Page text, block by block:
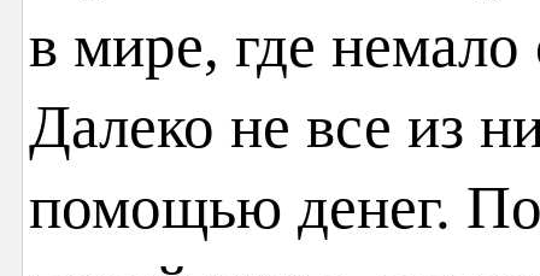
в мире, где
Далеко не все из
помощью денег.